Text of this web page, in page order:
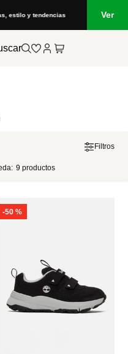
estilo y tendencias Ver
Filtros
9 productos
-50 %